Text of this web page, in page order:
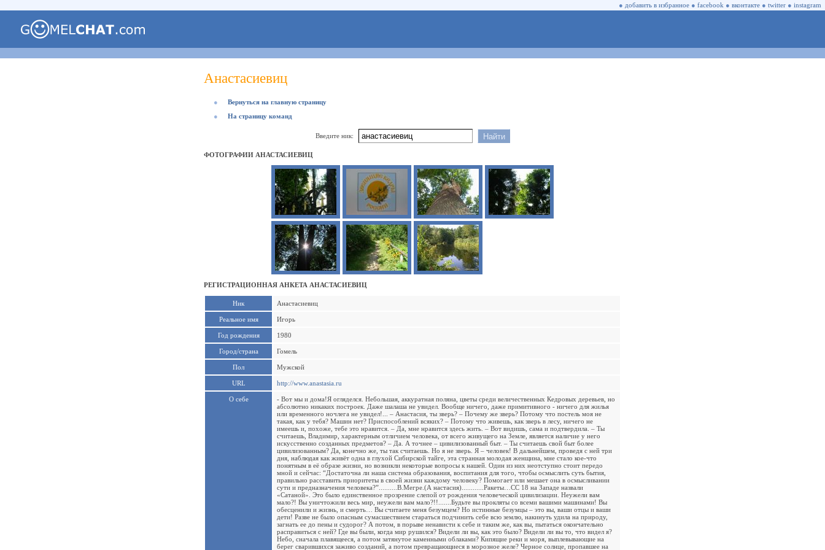
● добавить в избранное ● facebook ● вконтакте ● twitter ● instagram
Анастасиевиц
●
Вернуться на главную страницу
●
На страницу команд
Введите ник:
ФОТОГРАФИИ АНАСТАСИЕВИЦ
РЕГИСТРАЦИОННАЯ АНКЕТА АНАСТАСИЕВИЦ
Ник Анастасиевиц
Реальное имя Игорь
Год рождения 1980
Город/страна Гомель
Пол Мужской
URL http://www.anastasia.ru
О себе
- Вот мы и дома!Я огляделся. Небольшая, аккуратная поляна, цветы среди величественных Кедровых деревьев, но
абсолютно никаких построек. Даже шалаша не увидел. Вообще ничего, даже примитивного - ничего для жилья
или временного ночлега не увидел!... – Анастасия, ты зверь? – Почему же зверь? Потому что постель моя не
такая, как у тебя? Машин нет? Приспособлений всяких? – Потому что живешь, как зверь в лесу, ничего не
имеешь и, похоже, тебе это нравится. – Да, мне нравится здесь жить. – Вот видишь, сама и подтвердила. – Ты
считаешь, Владимир, характерным отличием человека, от всего живущего на Земле, является наличие у него
искусственно созданных предметов? – Да. А точнее – цивилизованный быт. – Ты считаешь свой быт более
цивилизованным? Да, конечно же, ты так считаешь. Но я не зверь. Я – человек! В дальнейшем, проведя с ней три
дня, наблюдая как живёт одна в глухой Сибирской тайге, эта странная молодая женщина, мне стало кое-что
понятным в её образе жизни, но возникли некоторые вопросы к нашей. Один из них неотступно стоит передо
мной и сейчас: “Достаточна ли наша система образования, воспитания для того, чтобы осмыслить суть бытия,
правильно расставить приоритеты в своей жизни каждому человеку? Помогает или мешает она в осмысливании
сути и предназначения человека?”..........В.Мегре.(А настасия)............Ракеты…СС 18 на Западе назвали
«Сатаной». Это было единственное прозрение слепой от рождения человеческой цивилизации. Неужели вам
мало?! Вы уничтожили весь мир, неужели вам мало?!!.......Будьте вы прокляты со всеми вашими машинами! Вы
обесценили и жизнь, и смерть… Вы считаете меня безумцем? Но истинные безумцы – это вы, ваши отцы и ваши
дети! Разве не было опасным сумасшествием стараться подчинить себе всю землю, накинуть удила на природу,
загнать ее до пены и судорог? А потом, в порыве ненависти к себе и таким же, как вы, пытаться окончательно
расправиться с ней? Где вы были, когда мир рушился? Видели ли вы, как это было? Видели ли вы то, что видел я?
Небо, сначала плавящееся, а потом затянутое каменными облаками? Кипящие реки и моря, выплевывающие на
берег сварившихся заживо созданий, а потом превращающиеся в морозное желе? Черное солнце, пропавшее на